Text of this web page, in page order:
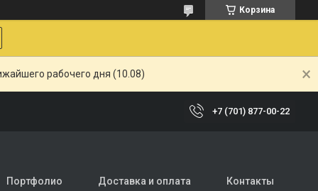
Корзина
рабочего дня (10.08)
+7 (701) 877-00-22
Портфолио Доставка и оплата Контакты